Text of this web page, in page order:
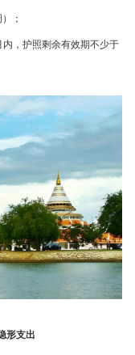
；
，护照剩余有效期不少于
形支出